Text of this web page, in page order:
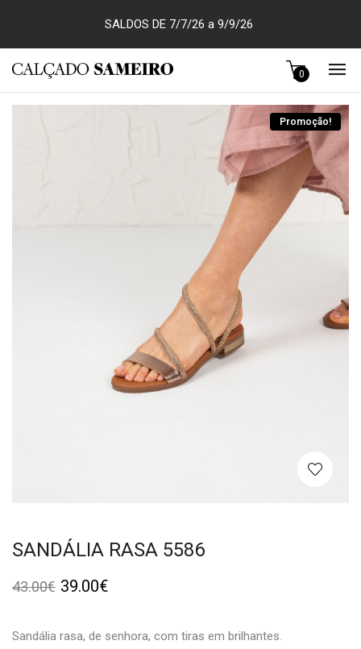
SALDOS DE 7/7/26 a 9/9/26
0
Promoção!
SANDÁLIA RASA 5586
43.00€ 39.00€
Sandália rasa, de senhora, com tiras em brilhantes.